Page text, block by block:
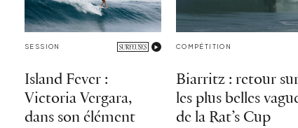
SESSION
Island Fever :
Victoria Vergara,
dans son élément
COMPÉTITION
Biarritz : retour
les plus belles
de la Rat’s Cup